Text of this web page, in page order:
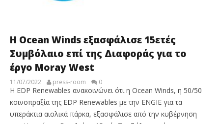
Η Ocean Winds εξασφάλισε 15ετές
Συμβόλαιο επί της Διαφοράς για το
έργο Moray West
11/07/2022 press-room 0
Η EDP Renewables ανακοινώνει ότι η Ocean Winds, η 50/50
κοινοπραξία της EDP Renewables με την ENGIE για τα
υπεράκτια αιολικά πάρκα, εξασφάλισε από την κυβέρνηση